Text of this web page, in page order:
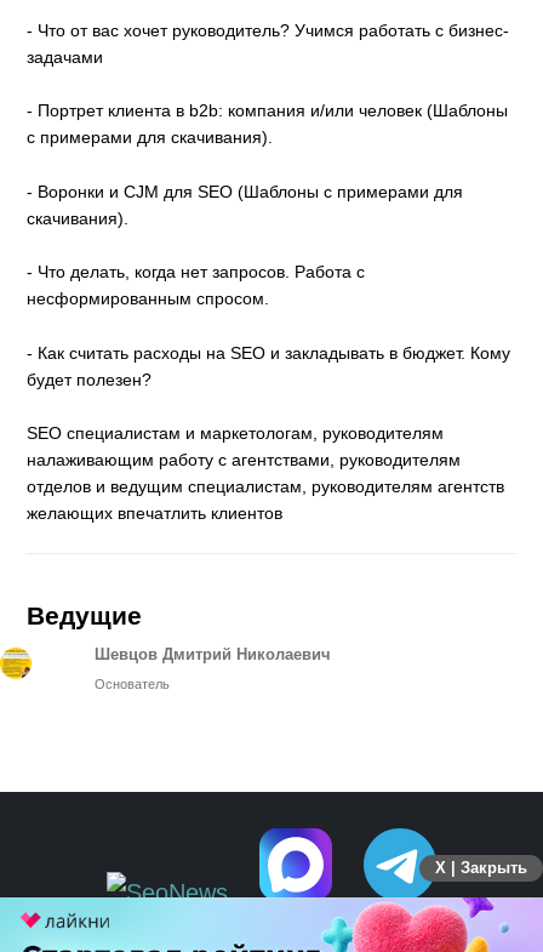
- Что от вас хочет руководитель? Учимся работать с бизнес-
задачами
- Портрет клиента в b2b: компания и/или человек (Шаблоны
с примерами для скачивания).
- Воронки и CJM для SEO (Шаблоны с примерами для
скачивания).
- Что делать, когда нет запросов. Работа с
несформированным спросом.
- Как считать расходы на SEO и закладывать в бюджет. Кому
будет полезен?
SEO специалистам и маркетологам, руководителям
налаживающим работу с агентствами, руководителям
отделов и ведущим специалистам, руководителям агентств
желающих впечатлить клиентов
Ведущие
Шевцов Дмитрий Николаевич
Основатель
X | Закрыть
ПЕРЕЙТИ НА ПОЛНУЮ ВЕРСИЮ